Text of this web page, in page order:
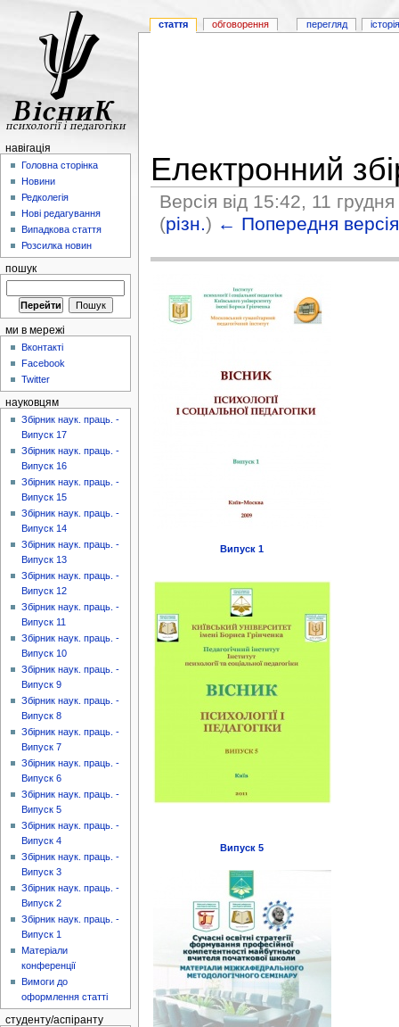
Електронний
Версія від 15:42, 11
(різн.) ← Попередня версія
Випуск 1
Випуск 5
стаття обговорення перегляд
навігація
Головна сторінка
Новини
Редколегія
Нові редагування
Випадкова стаття
Розсилка новин
пошук
ми в мережі
Вконтакті
Facebook
Twitter
науковцям
Збірник наук. праць. -
Випуск 17
Збірник наук. праць. -
Випуск 16
Збірник наук. праць. -
Випуск 15
Збірник наук. праць. -
Випуск 14
Збірник наук. праць. -
Випуск 13
Збірник наук. праць. -
Випуск 12
Збірник наук. праць. -
Випуск 11
Збірник наук. праць. -
Випуск 10
Збірник наук. праць. -
Випуск 9
Збірник наук. праць. -
Випуск 8
Збірник наук. праць. -
Випуск 7
Збірник наук. праць. -
Випуск 6
Збірник наук. праць. -
Випуск 5
Збірник наук. праць. -
Випуск 4
Збірник наук. праць. -
Випуск 3
Збірник наук. праць. -
Випуск 2
Збірник наук. праць. -
Випуск 1
Матеріали
конференції
Вимоги до
оформлення статті
студенту/аспіранту